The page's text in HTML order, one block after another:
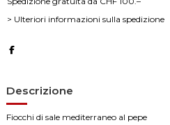
> Ulteriori informazioni sulla spedizione
Descrizione
Fiocchi di sale mediterraneo al pepe